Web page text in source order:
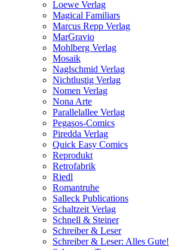
Loewe Verlag
Magical Familiars
Marcus Repp Verlag
MarGravio
Mohlberg Verlag
Mosaik
Naglschmid Verlag
Nichtlustig Verlag
Nomen Verlag
Nona Arte
Parallelallee Verlag
Pegasos-Comics
Piredda Verlag
Quick Easy Comics
Reprodukt
Retrofabrik
Riedl
Romantruhe
Salleck Publications
Schaltzeit Verlag
Schnell & Steiner
Schreiber & Leser
Schreiber & Leser: Alles Gute!